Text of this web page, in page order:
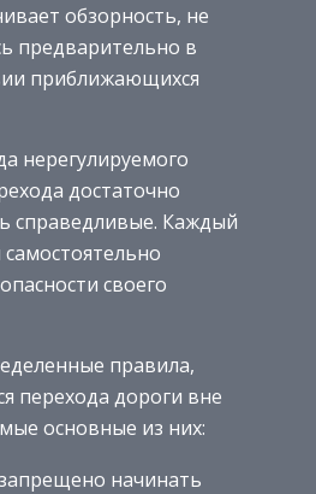
обзорность, не
предварительно в
приближающихся
нерегулируемого
достаточно
справедливые. Каждый
своего
правила,
перехода дороги вне
основные из них:
начинать